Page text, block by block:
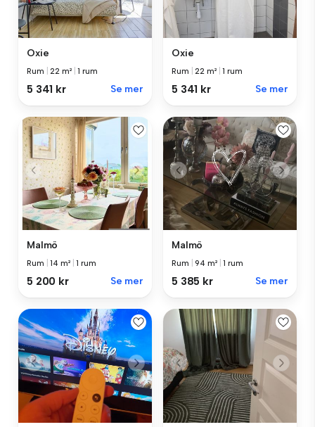
Oxie
Rum |22 m² |1 rum
5 341 kr Se mer
Oxie
Rum |22 m² |1 rum
5 341 kr Se mer
Malmö
Rum |14 m² |1 rum
5 200 kr Se mer
Malmö
Rum |94 m² |1 rum
5 385 kr Se mer